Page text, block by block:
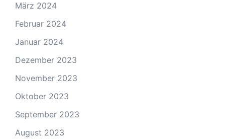
März 2024
Februar 2024
Januar 2024
Dezember 2023
November 2023
Oktober 2023
September 2023
August 2023